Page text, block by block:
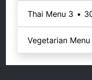
Thai Menu 3 •
Vegetarian Menu